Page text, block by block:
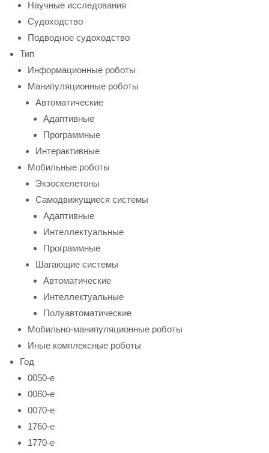
Научные исследования
Судоходство
Подводное судоходство
Тип
Информационные роботы
Манипуляционные роботы
Автоматические
Адаптивные
Программные
Интерактивные
Мобильные роботы
Экзоскелетоны
Самодвижущиеся системы
Адаптивные
Интеллектуальные
Программные
Шагающие системы
Автоматические
Интеллектуальные
Полуавтоматические
Мобильно-манипуляционные роботы
Иные комплексные роботы
Год
0050-е
0060-е
0070-е
1760-е
1770-е